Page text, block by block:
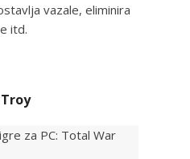
vazale, eliminira
itd.